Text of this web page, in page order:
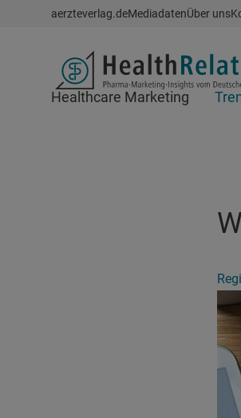
Schnellzugriff
aerzteverlag.deMediadatenÜber uns
Header
Healthcare Marketing